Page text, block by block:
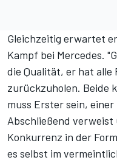
Gleichzeitig erwartet
Kampf bei Mercedes.
die Qualität, er hat alle
zurückzuholen. Beide
muss Erster sein,
Abschließend
Konkurrenz in der
es selbst im